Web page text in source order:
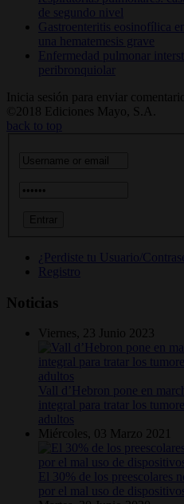
de segundo nivel
Gastroenteritis eosinofílica
una hematemesis grave
Enfermedad pulmonar
peribronquiolar
Inicia sesión para enviar
©2018 Ediciones Mayo, S.A.
back to top
¿Perdiste tu Usuario/
Registro
Noticias
Viernes, 23 Junio 2023
Vall d’Hebron pone en
integral para tratar los
adultos
Miércoles, 03 Marzo 2021
El 30% de los preescolares
por el mal uso de